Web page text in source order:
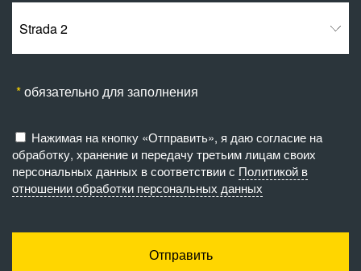
Strada 2
обязательно для заполнения
Нажимая на кнопку «Отправить», я даю согласие на
обработку, хранение и передачу третьим лицам своих
персональных данных в соответствии с Политикой в
отношении обработки персональных данных
Отправить